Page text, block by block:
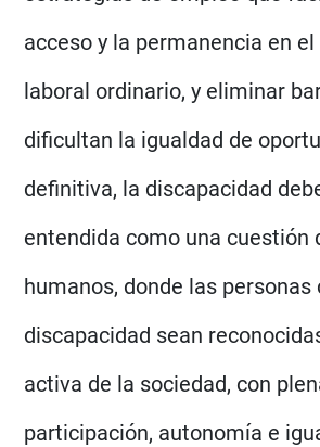
acceso y la permanencia en
laboral ordinario, y eliminar
dificultan la igualdad de
definitiva, la discapacidad
entendida como una cuestión
humanos, donde las personas
discapacidad sean
activa de la sociedad, con
participación, autonomía e